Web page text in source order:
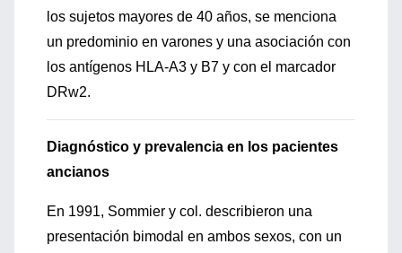
los sujetos mayores de 40 años, se menciona
un predominio en varones y una asociación con
los antígenos HLA-A3 y B7 y con el marcador
DRw2.
Diagnóstico y prevalencia en los pacientes
ancianos
En 1991, Sommier y col. describieron una
presentación bimodal en ambos sexos, con un